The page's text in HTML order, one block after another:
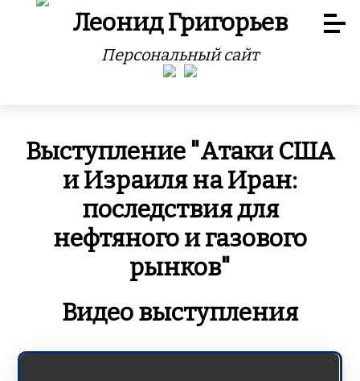
Леонид Григорьев
Персональный сайт
Выступление "Атаки США
и Израиля на Иран:
последствия для
нефтяного и газового
рынков"
Видео выступления